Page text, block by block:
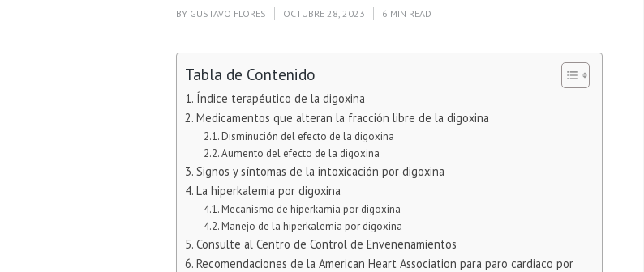
BY GUSTAVO FLORES OCTUBRE 28, 2023 6 MIN READ
Tabla de Contenido
Índice terapéutico de la digoxina
Medicamentos que alteran la fracción libre de la digoxina
Disminución del efecto de la digoxina
Aumento del efecto de la digoxina
Signos y síntomas de la intoxicación por digoxina
La hiperkalemia por digoxina
Mecanismo de hiperkamia por digoxina
Manejo de la hiperkalemia por digoxina
Consulte al Centro de Control de Envenenamientos
Recomendaciones de la American Heart Association para paro cardiaco por